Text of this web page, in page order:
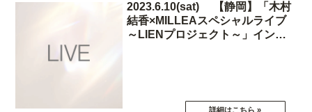
2023.6.10(sat) 【静岡】「木村
結香×MILLEAスペシャルライブ
～LIENプロジェクト～」インス